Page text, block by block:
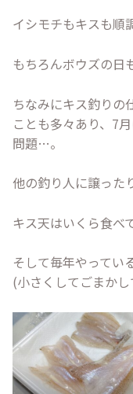
イシモチもキスも順
もちろんボウズの
ちなみにキス釣りの
ことも多々あり、7
問題…。
他の釣り人に譲った
キス天はいくら食べ
そして毎年やってい
(小さくしてごまか